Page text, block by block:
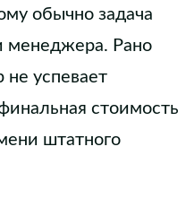
обычно задача
менеджера. Рано
успевает
стоимость
штатного